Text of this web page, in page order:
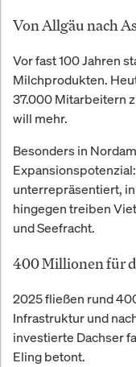
Von Allgäu nach
Vor fast 100 Jahren
Milchprodukten.
37.000 Mitarbeitern
will mehr.
Besonders in
unterrepräsentiert, in
hingegen treiben
und Seefracht.
400 Millionen für
2025 fließen rund
Infrastruktur und
investierte Dachser
Eling betont.